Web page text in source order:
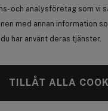
och analysföretag som vi
med annan information
har använt deras tjänster.
TILLÅT ALLA
Vi